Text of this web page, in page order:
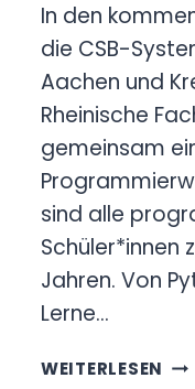
In den
die CSB-
Aachen und
Rheinische
gemeinsam
sind alle
Schüler*innen
Jahren. Von
Lerne…
WEITERLESEN